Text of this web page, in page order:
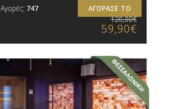
Αγορές: 747
ΑΓΟΡΑΣΕ ΤΟ
120,00€
59,90€